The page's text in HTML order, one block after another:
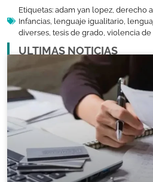
Etiquetas: adam yan lopez derecho
Infancias lenguaje igualitario
diverses tesis de grado violencia
ULTIMAS NOTICIAS